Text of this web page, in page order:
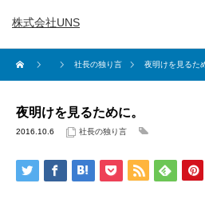
株式会社UNS
社長の独り言 夜明けを見るた
夜明けを見るために。
2016.10.6 社長の独り言